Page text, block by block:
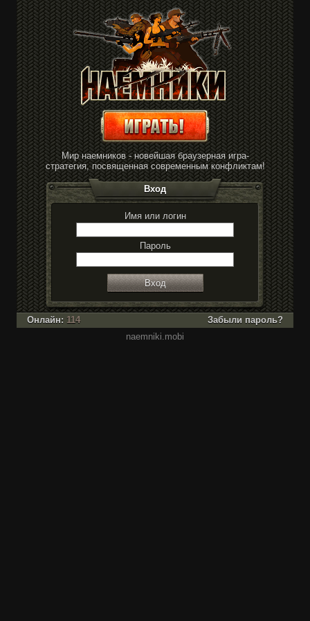
Мир наемников - новейшая браузерная игра-
стратегия, посвященная современным конфликтам!
Вход
Имя или логин
Пароль
Онлайн: 114
Забыли пароль?
naemniki.mobi